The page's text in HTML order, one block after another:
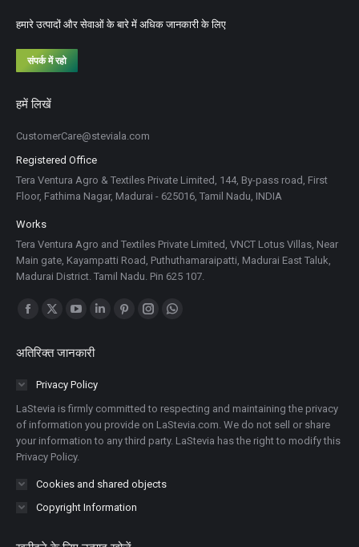
हमारे उत्पादों और सेवाओं के बारे में अधिक जानकारी के लिए
संपर्क में रहो
हमें लिखें
CustomerCare@steviala.com
Registered Office
Tera Ventura Agro & Textiles Private Limited, 144, By-pass road, First
Floor, Fathima Nagar, Madurai - 625016, Tamil Nadu, INDIA
Works
Tera Ventura Agro and Textiles Private Limited, VNCT Lotus Villas, Near
Main gate, Kayampatti Road, Puthuthamaraipatti, Madurai East Taluk,
Madurai District. Tamil Nadu. Pin 625 107.
Find us on:
नई
विंडो
खुलता
है
नई
विंडो
खुलता
है
नई
विंडो
खुलता
है
Linkedin
खुलता
है
Pinterest
खुलता
है
Instagram
खुलता
है
Whatsapp
खुलता
है
अतिरिक्त जानकारी
Privacy Policy
LaStevia is firmly committed to respecting and maintaining the privacy
of information you provide on LaStevia.com. We do not sell or share
your information to any third party. LaStevia has the right to modify this
Privacy Policy.
Cookies and shared objects
Copyright Information